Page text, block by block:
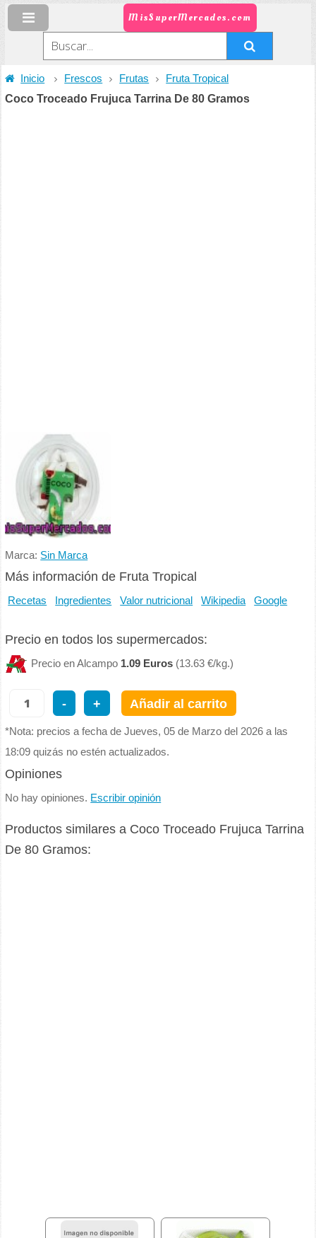
MisSuperMercados.com
Inicio Frescos Frutas Fruta Tropical
Coco Troceado Frujuca Tarrina De 80 Gramos
Marca: Sin Marca
Más información de Fruta Tropical
Recetas Ingredientes Valor nutricional Wikipedia Google
Precio en todos los supermercados:
Precio en Alcampo 1.09 Euros (13.63 €/kg.)
- + Añadir al carrito
*Nota: precios a fecha de Jueves, 05 de Marzo del 2026 a las
18:09 quizás no estén actualizados.
Opiniones
No hay opiniones. Escribir opinión
Productos similares a Coco Troceado Frujuca Tarrina
De 80 Gramos: